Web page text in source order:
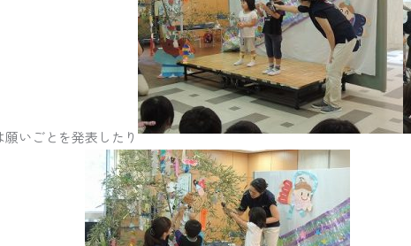
願いごとを発表したり